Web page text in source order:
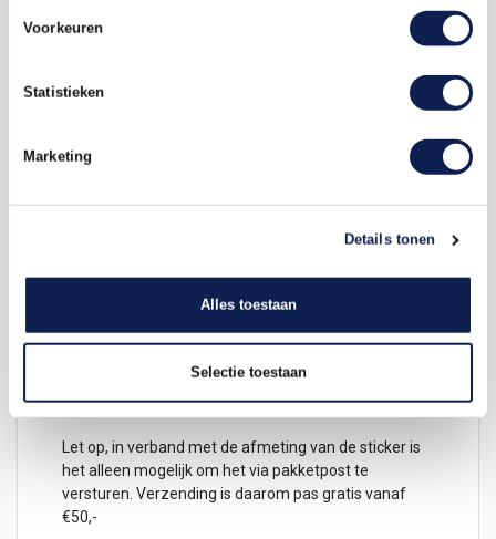
Voorkeuren
Statistieken
Marketing
Details tonen
Alles toestaan
Selectie toestaan
elke zijde voor beide wielen.
aangeleverd. Wij voorzien de velglint stickers van een
speciale applicatie folie waardoor de
Rimstriping fullcolour motorstickers
fullcolour geprint worden,
set, of met logo`s van je favoriete merk. Neem snel
kleurencombinatie of merk er niet tussen? Stuur ons
een mailtje naar info@stickermaster.nl en we helpen
Let op, in verband met de afmeting van de sticker is
het alleen mogelijk om het via pakketpost te
versturen. Verzending is daarom pas gratis vanaf
€50,-